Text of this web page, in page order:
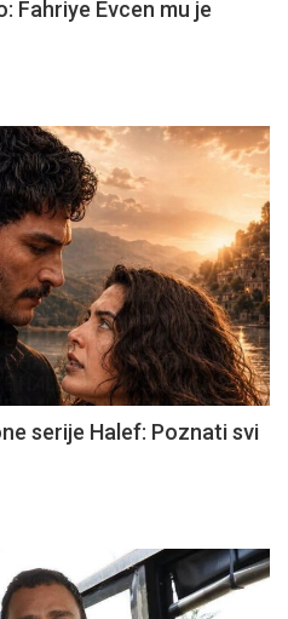
Fahriye Evcen mu je
serije Halef: Poznati svi